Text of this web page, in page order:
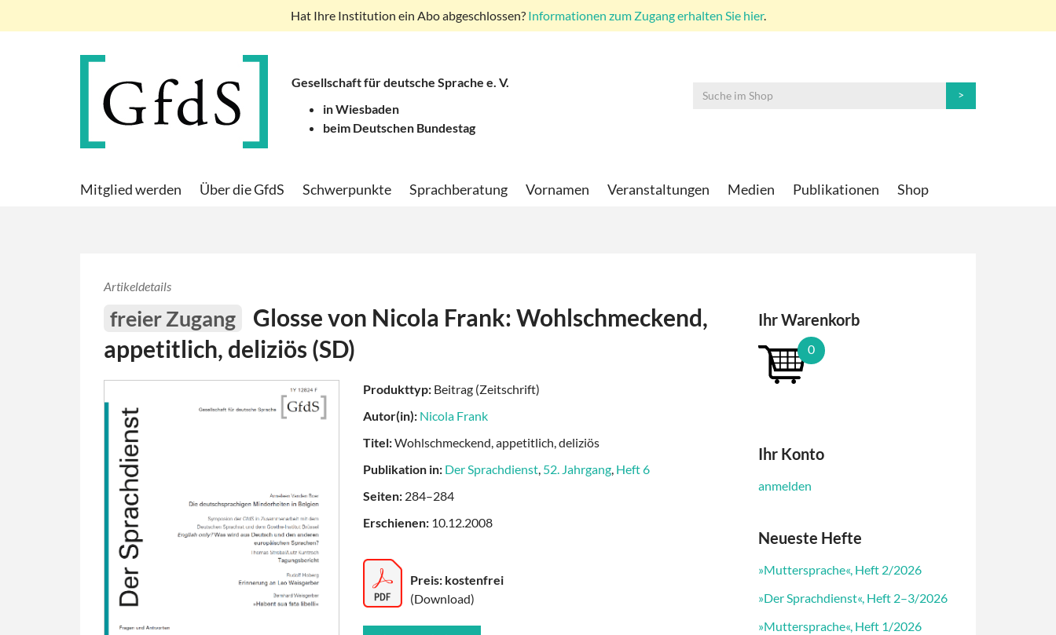
Hat Ihre Institution ein Abo abgeschlossen? Informationen zum Zugang erhalten Sie hier.
Gesellschaft für deutsche Sprache e. V.
in Wiesbaden
beim Deutschen Bundestag
Mitglied werden Über die GfdS Schwerpunkte Sprachberatung Vornamen Veranstaltungen Medien Publikationen Shop
Artikeldetails
freier Zugang
Glosse von Nicola Frank: Wohlschmeckend,
appetitlich, deliziös (SD)
Produkttyp: Beitrag (Zeitschrift)
Autor(in): Nicola Frank
Titel:Wohlschmeckend, appetitlich, deliziös
Publikation in: Der Sprachdienst, 52. Jahrgang, Heft 6
Seiten: 284–284
Erschienen: 10.12.2008
Preis: kostenfrei
(Download)
Ihr Warenkorb
0
Ihr Konto
anmelden
Neueste Hefte
»Muttersprache«, Heft 2/2026
»Der Sprachdienst«, Heft 2–3/2026
»Muttersprache«, Heft 1/2026